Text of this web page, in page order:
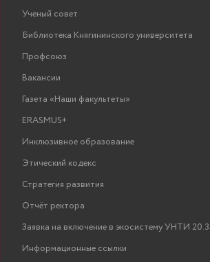
Ученый совет
Библиотека Княгининского университета
Профсоюз
Вакансии
Газета «Наши факультеты»
ERASMUS+
Инклюзивное образование
Этический кодекс
Стратегия развития
Отчёт ректора
Заявка на включение в экосистему УНТИ
Информационные ссылки